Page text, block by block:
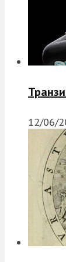
12/06/